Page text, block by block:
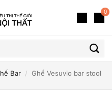
0
Bar / Ghế Vesuvio bar stool